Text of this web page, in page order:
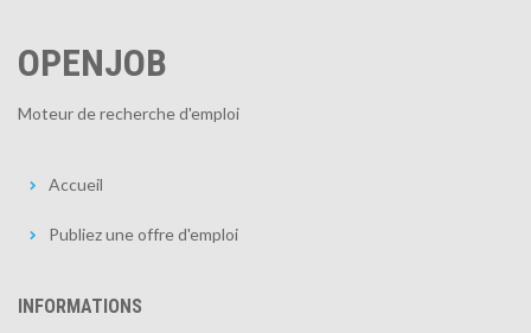
OPENJOB
Moteur de recherche d'emploi
Accueil
Publiez une offre d'emploi
INFORMATIONS